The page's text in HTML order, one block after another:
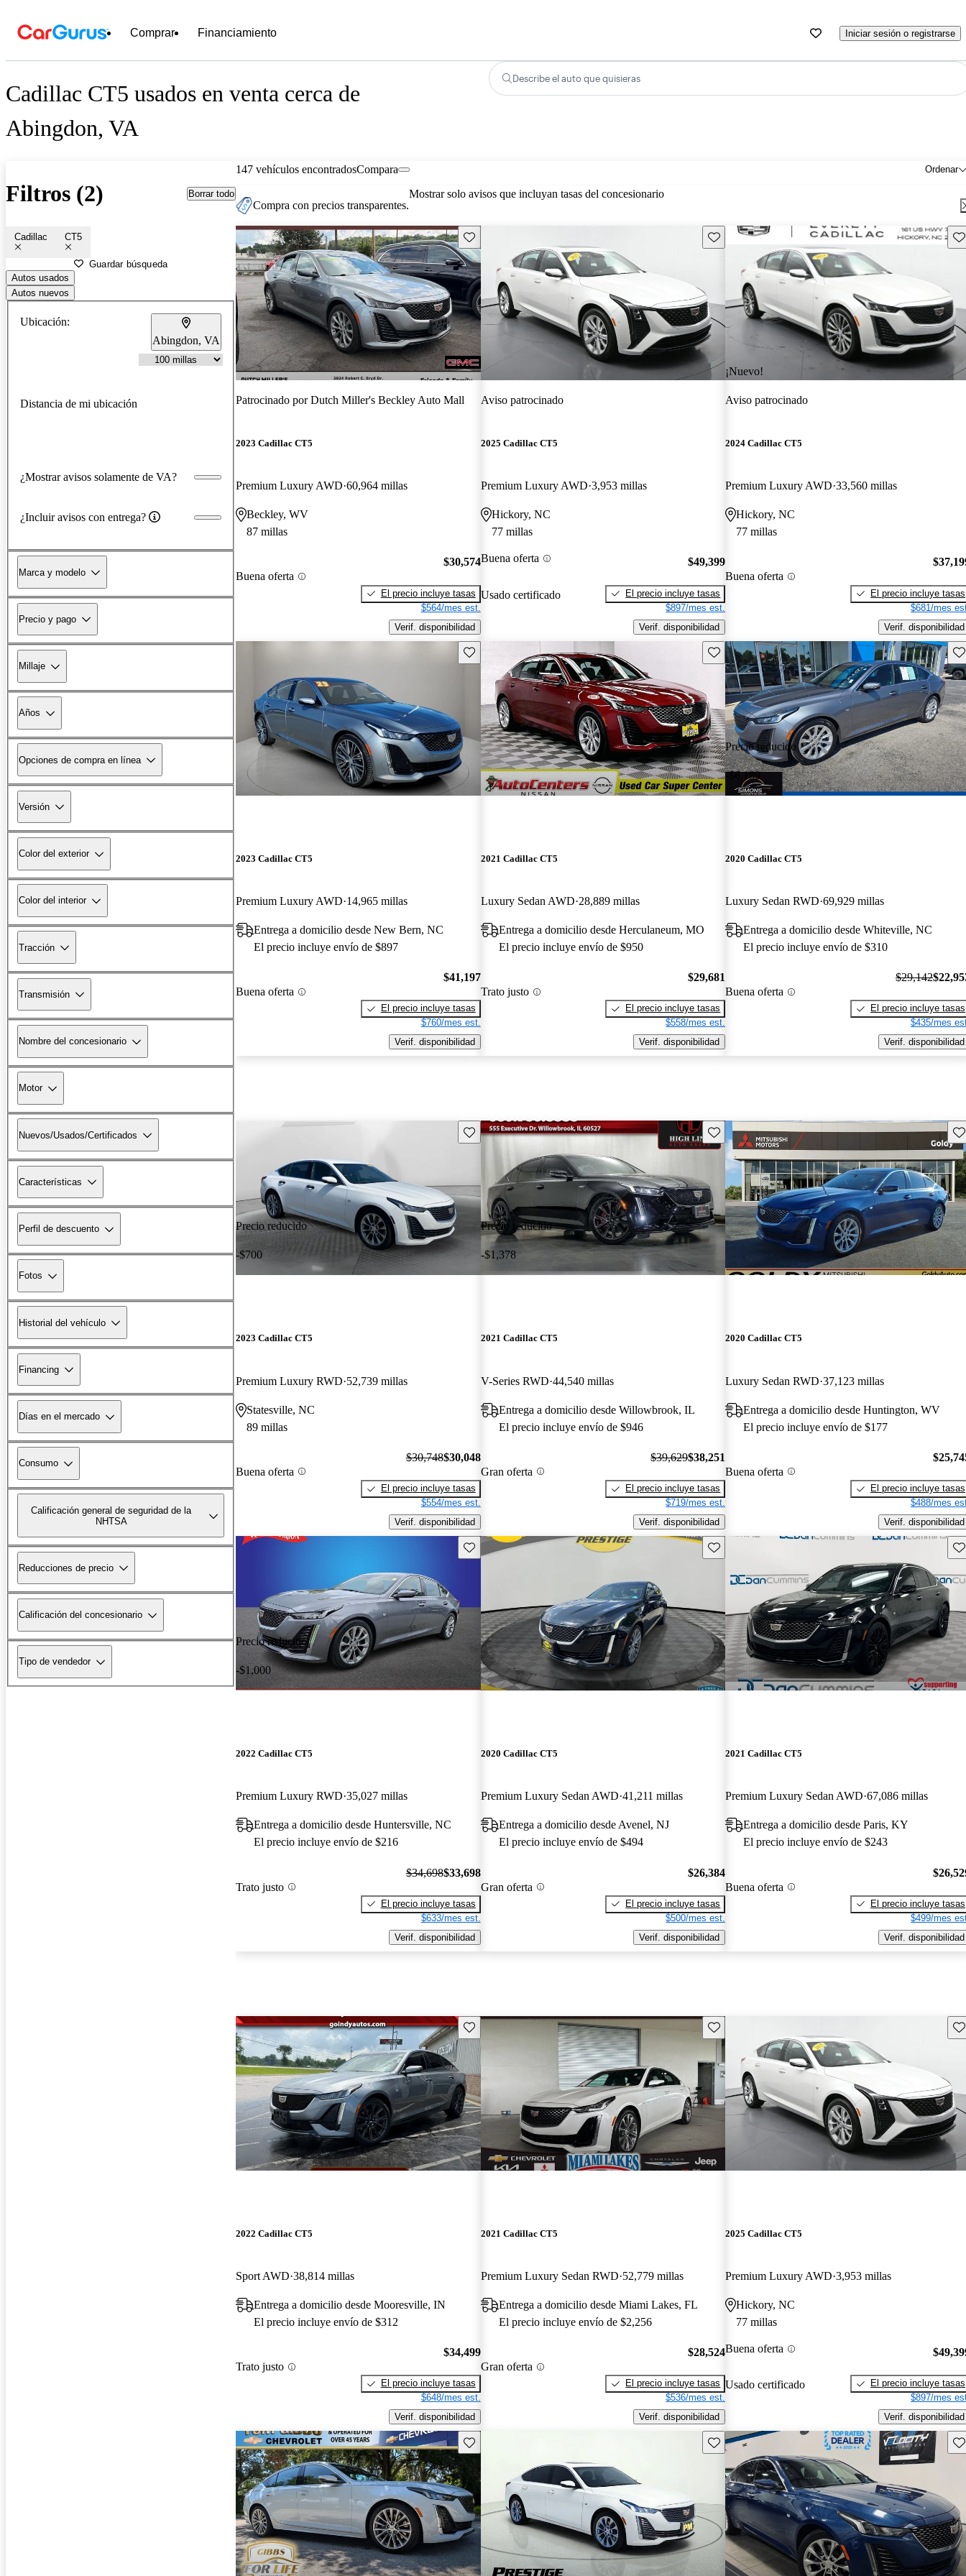
Comprar Financiamiento Iniciar sesión o registrarse
Cadillac CT5 usados en venta cerca de
Abingdon, VA
Describe el auto que quisieras
Filtros (2) Borrar todo
Cadillac CT5
Guardar búsqueda
Autos usados
Autos nuevos
Ubicación:
Abingdon, VA
Distancia de mi ubicación
¿Mostrar avisos solamente de VA?
¿Incluir avisos con entrega?
Marca y modelo
Precio y pago
Millaje
Años
Opciones de compra en línea
Versión
Color del exterior
Color del interior
Tracción
Transmisión
Nombre del concesionario
Motor
Nuevos/Usados/Certificados
Características
Perfil de descuento
Fotos
Historial del vehículo
Financing
Días en el mercado
Consumo
Calificación general de seguridad de la
NHTSA
Reducciones de precio
Calificación del concesionario
Tipo de vendedor
147 vehículos encontrados Ordenar
Compara
Compra con precios transparentes.
Mostrar solo avisos que incluyan tasas del concesionario
Guarda este Aviso
Patrocinado porDutch Miller's Beckley Auto Mall
2023 Cadillac CT5
Premium Luxury AWD 60,964 millas
Beckley, WV
87 millas
Buena oferta
$30,574
El precio incluye tasas
$564/mes est.
Verif. disponibilidad
Guarda este Aviso
Aviso patrocinado
2025 Cadillac CT5
Premium Luxury AWD 3,953 millas
Hickory, NC
77 millas
Buena oferta
Usado certificado
$49,399
El precio incluye tasas
$897/mes est.
Verif. disponibilidad
¡Nuevo!
Aviso patrocinado
2024 Cadillac CT5
Premium Luxury AWD 33,560 millas
Hickory, NC
77 millas
Buena oferta
El precio incluye tasas
$681/mes
Verif. disponibilidad
Guarda este Aviso
2023 Cadillac CT5
Premium Luxury AWD 14,965 millas
Entrega a domicilio desde New Bern, NC
El precio incluye envío de $897
Buena oferta
$41,197
El precio incluye tasas
$760/mes est.
Verif. disponibilidad
Guarda este Aviso
2021 Cadillac CT5
Luxury Sedan AWD 28,889 millas
Entrega a domicilio desde Herculaneum, MO
El precio incluye envío de $950
Trato justo
$29,681
El precio incluye tasas
$558/mes est.
Verif. disponibilidad
Precio reducido
-$6,189
2020 Cadillac CT5
Luxury Sedan RWD 69,929 millas
Entrega a domicilio desde Whiteville, NC
El precio incluye envío de $310
Buena oferta
$29,142
El precio incluye tasas
$435/mes
Verif. disponibilidad
Precio reducido
-$700
Guarda este Aviso
2023 Cadillac CT5
Premium Luxury RWD 52,739 millas
Statesville, NC
89 millas
Buena oferta
$30,748$30,048
El precio incluye tasas
$554/mes est.
Verif. disponibilidad
Precio reducido
-$1,378
Guarda este Aviso
2021 Cadillac CT5
V-Series RWD 44,540 millas
Entrega a domicilio desde Willowbrook, IL
El precio incluye envío de $946
Gran oferta
$39,629$38,251
El precio incluye tasas
$719/mes est.
Verif. disponibilidad
2020 Cadillac CT5
Luxury Sedan RWD 37,123 millas
Entrega a domicilio desde Huntington, WV
El precio incluye envío de $177
Buena oferta
El precio incluye tasas
$488/mes
Verif. disponibilidad
Precio reducido
-$1,000
Guarda este Aviso
2022 Cadillac CT5
Premium Luxury RWD 35,027 millas
Entrega a domicilio desde Huntersville, NC
El precio incluye envío de $216
Trato justo
$34,698$33,698
El precio incluye tasas
$633/mes est.
Verif. disponibilidad
Guarda este Aviso
2020 Cadillac CT5
Premium Luxury Sedan AWD 41,211 millas
Entrega a domicilio desde Avenel, NJ
El precio incluye envío de $494
Gran oferta
$26,384
El precio incluye tasas
$500/mes est.
Verif. disponibilidad
2021 Cadillac CT5
Premium Luxury Sedan AWD 67,086 millas
Entrega a domicilio desde Paris, KY
El precio incluye envío de $243
Buena oferta
El precio incluye tasas
$499/mes
Verif. disponibilidad
Guarda este Aviso
2022 Cadillac CT5
Sport AWD 38,814 millas
Entrega a domicilio desde Mooresville, IN
El precio incluye envío de $312
Trato justo
$34,499
El precio incluye tasas
$648/mes est.
Verif. disponibilidad
Guarda este Aviso
2021 Cadillac CT5
Premium Luxury Sedan RWD 52,779 millas
Entrega a domicilio desde Miami Lakes, FL
El precio incluye envío de $2,256
Gran oferta
$28,524
El precio incluye tasas
$536/mes est.
Verif. disponibilidad
2025 Cadillac CT5
Premium Luxury AWD 3,953 millas
Hickory, NC
77 millas
Buena oferta
Usado certificado
El precio incluye tasas
$897/mes
Verif. disponibilidad
Guarda este Aviso Guarda este Aviso